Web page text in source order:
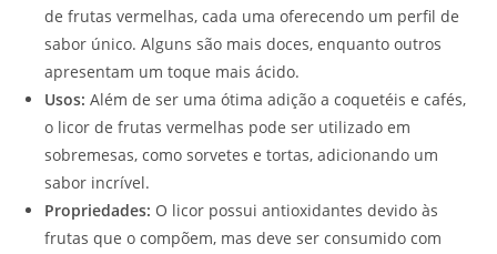
de frutas vermelhas, cada uma oferecendo um perfil de
sabor único. Alguns são mais doces, enquanto outros
apresentam um toque mais ácido.
Usos: Além de ser uma ótima adição a coquetéis e cafés,
o licor de frutas vermelhas pode ser utilizado em
sobremesas, como sorvetes e tortas, adicionando um
sabor incrível.
Propriedades: O licor possui antioxidantes devido às
frutas que o compõem, mas deve ser consumido com